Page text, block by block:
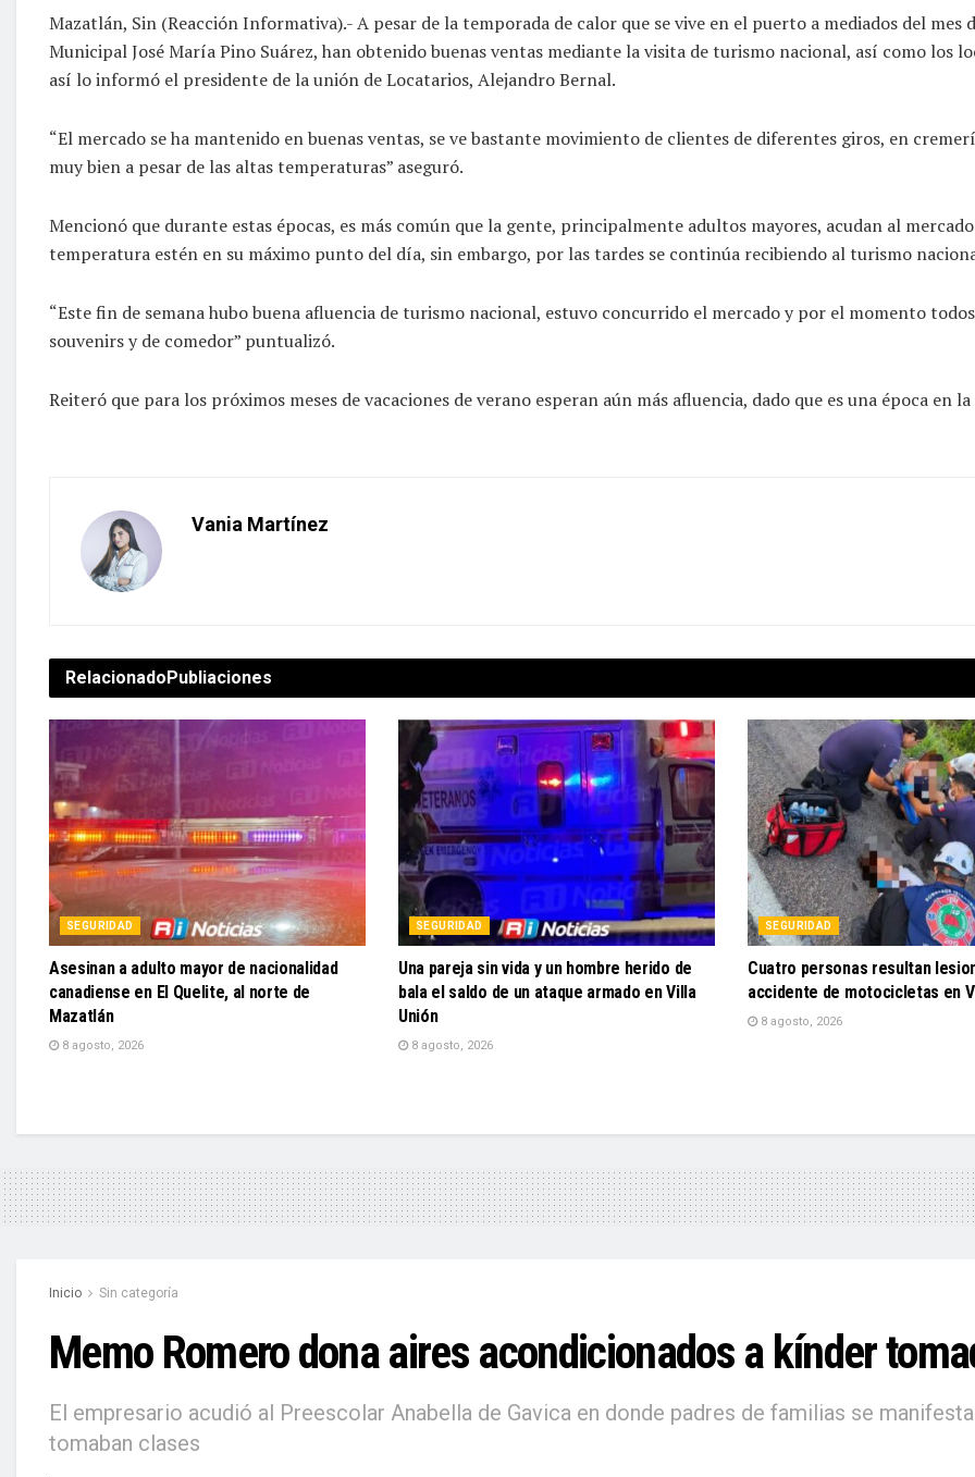
Mazatlán, Sin (Reacción Informativa).- A pesar de la temporada de calor que se vive en el puerto a mediados del
Municipal José María Pino Suárez, han obtenido buenas ventas mediante la visita de turismo nacional, así como los
así lo informó el presidente de la unión de Locatarios, Alejandro Bernal.
“El mercado se ha mantenido en buenas ventas, se ve bastante movimiento de clientes de diferentes giros, en
muy bien a pesar de las altas temperaturas” aseguró.
Mencionó que durante estas épocas, es más común que la gente, principalmente adultos mayores, acudan al
temperatura estén en su máximo punto del día, sin embargo, por las tardes se continúa recibiendo al turismo
“Este fin de semana hubo buena afluencia de turismo nacional, estuvo concurrido el mercado y por el momento
souvenirs y de comedor” puntualizó.
Reiteró que para los próximos meses de vacaciones de verano esperan aún más afluencia, dado que es una época
Vania Martínez
RelacionadoPubliaciones
SEGURIDAD
Asesinan a adulto mayor de nacionalidad
canadiense en El Quelite, al norte de
Mazatlán
8 agosto, 2026
SEGURIDAD
Una pareja sin vida y un hombre herido de
bala el saldo de un ataque armado en Villa
Unión
8 agosto, 2026
SEGURIDAD
Cuatro personas resultan
accidente de motocicletas en
8 agosto, 2026
Inicio Sin categoría
Memo Romero dona aires acondicionados a kínder
El empresario acudió al Preescolar Anabella de Gavica en donde padres de familias se
tomaban clases